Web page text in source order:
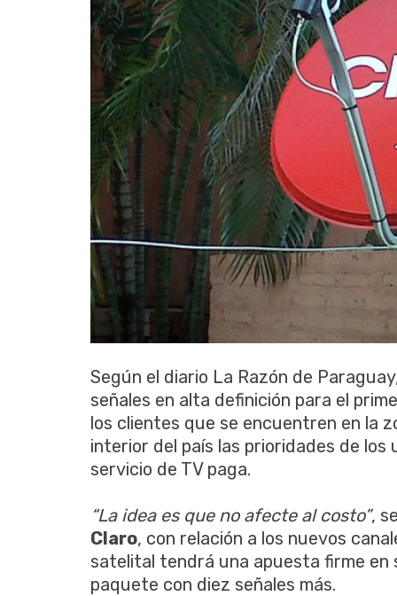
Según el diario La Razón de
señales en alta definición para el
los clientes que se encuentren en la
interior del país las prioridades de los
servicio de TV paga.
“La idea es que no afecte al costo”,
Claro, con relación a los nuevos
satelital tendrá una apuesta firme en
paquete con diez señales más.